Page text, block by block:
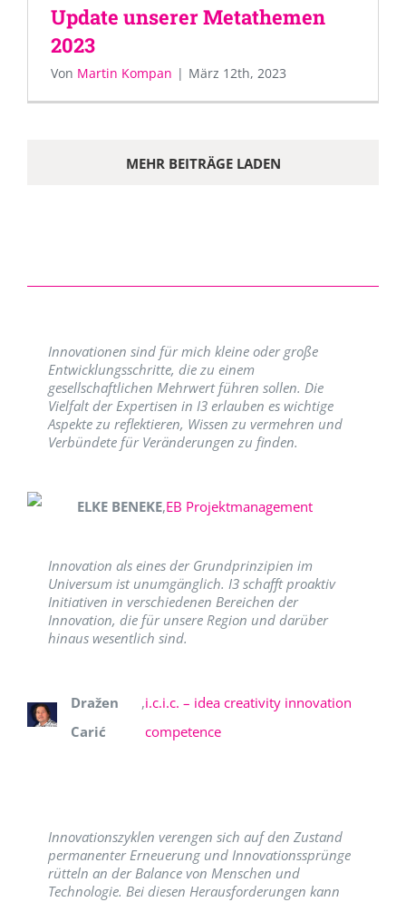
Update unserer Metathemen
2023
Von Martin Kompan | März 12th, 2023
MEHR BEITRÄGE LADEN
Innovationen sind für mich kleine oder große
Entwicklungsschritte, die zu einem
gesellschaftlichen Mehrwert führen sollen. Die
Vielfalt der Expertisen in I3 erlauben es wichtige
Aspekte zu reflektieren, Wissen zu vermehren und
Verbündete für Veränderungen zu finden.
ELKE BENEKE,EB Projektmanagement
Innovation als eines der Grundprinzipien im
Universum ist unumgänglich. I3 schafft proaktiv
Initiativen in verschiedenen Bereichen der
Innovation, die für unsere Region und darüber
hinaus wesentlich sind.
Dražen
Carić
,i.c.i.c. – idea creativity innovation
competence
Innovationszyklen verengen sich auf den Zustand
permanenter Erneuerung und Innovationssprünge
rütteln an der Balance von Menschen und
Technologie. Bei diesen Herausforderungen kann